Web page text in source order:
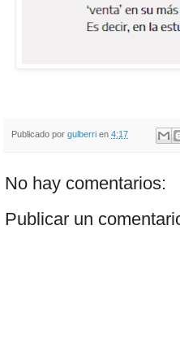
Publicado por gulberri en 4:17
No hay comentarios:
Publicar un